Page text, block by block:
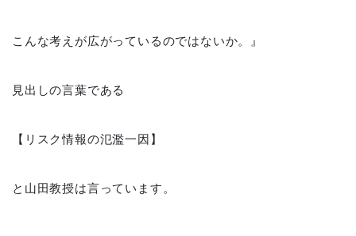
こんな考えが広がっているのではないか。』
見出しの言葉である
【リスク情報の氾濫一因】
と山田教授は言っています。